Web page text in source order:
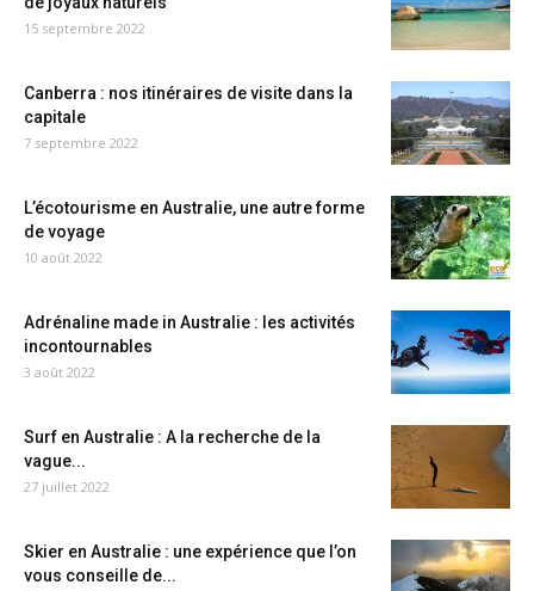
15 septembre 2022
Canberra : nos itinéraires de visite dans la
capitale
7 septembre 2022
L’écotourisme en Australie, une autre forme
de voyage
10 août 2022
Adrénaline made in Australie : les activités
incontournables
3 août 2022
Surf en Australie : A la recherche de la
vague...
27 juillet 2022
Skier en Australie : une expérience que l’on
vous conseille de...